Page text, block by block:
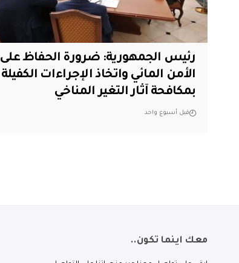
رئيس الجمهورية: ضرورة الحفاظ على
الأمن المائي واتخاذ الإجراءات الكفيلة
بمكافحة آثار التغير المناخي
قبل أسبوع واحد
معك اينما تكون..